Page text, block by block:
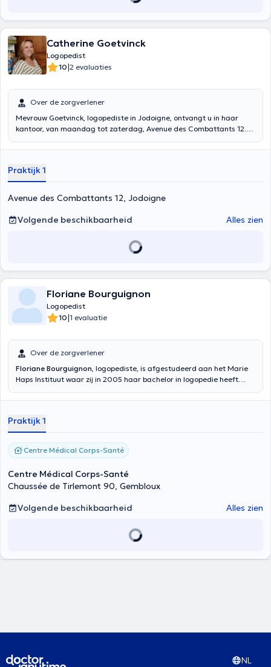
Catherine Goetvinck
Logopedist
10|2 evaluaties
Over de zorgverlener
Mevrouw Goetvinck, logopediste in Jodoigne, ontvangt u in haar
kantoor, van maandag tot zaterdag, Avenue des Combattants 12.
biedt gepersonaliseerde begeleiding voor uw kinderen en
behandelen van spraak-, taal- (mondeling en schriftelijk), logische
en wiskundige stoornissen, alsook psychomotorische stoornissen.
Praktijk 1
Avenue des Combattants 12, Jodoigne
Volgende beschikbaarheid
Alles zien
Floriane Bourguignon
Logopedist
10|1 evaluatie
Over de zorgverlener
Floriane Bourguignon, logopediste, is afgestudeerd aan het Marie
Haps Instituut waar zij in 2005 haar bachelor in logopedie heeft
mondelinge taalstoornissen en schriftelijke taal- en logica-wiskunde
Praktijk 1
Centre Médical Corps-Santé
Centre Médical Corps-Santé
Chaussée de Tirlemont 90, Gembloux
Volgende beschikbaarheid
Alles zien
NL